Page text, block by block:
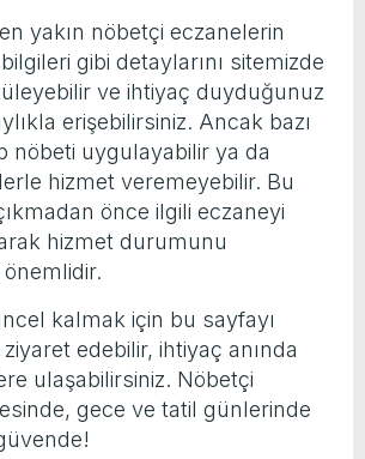
belli oldu
yakın nöbetçi eczanelerin
gibi detaylarını sitemizde
ve ihtiyaç duyduğunuz
erişebilirsiniz. Ancak bazı
nöbeti uygulayabilir ya da
hizmet veremeyebilir. Bu
önce ilgili eczaneyi
hizmet durumunu
kalmak için bu sayfayı
edebilir, ihtiyaç anında
ulaşabilirsiniz. Nöbetçi
gece ve tatil günlerinde